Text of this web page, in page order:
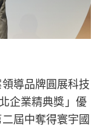
導品牌圓展科技
企業精典獎」優
屆中奪得寰宇國